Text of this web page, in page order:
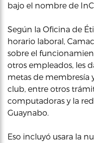
bajo el nombre de
Según la Oficina de
horario laboral,
sobre el
otros empleados, les
metas de membresía
club, entre otros
computadoras y la
Guaynabo.
Eso incluyó usara la